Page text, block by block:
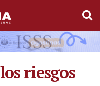
riesgos